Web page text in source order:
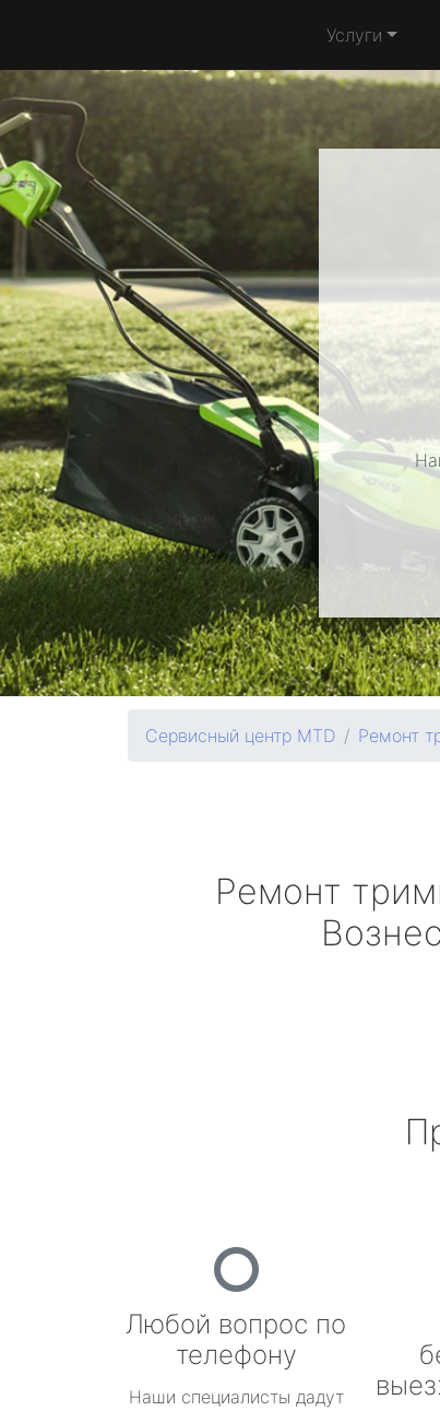
Услуги
Сервисный центр MTD Ремонт
Ремонт
Любой вопрос по
телефону
Наши специалисты дадут